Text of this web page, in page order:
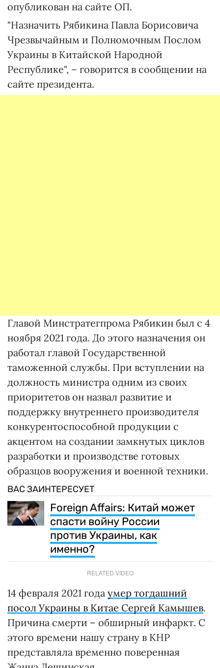
опубликован на сайте ОП.
"Назначить Рябикина Павла Борисовича
Чрезвычайным и Полномочным Послом
Украины в Китайской Народной
Республике", – говорится в сообщении на
сайте президента.
Главой Минстратегпрома Рябикин был с 4
ноября 2021 года. До этого назначения он
работал главой Государственной
таможенной службы. При вступлении на
должность министра одним из своих
приоритетов он назвал развитие и
поддержку внутреннего производителя
конкурентоспособной продукции с
акцентом на создании замкнутых циклов
разработки и производстве готовых
образцов вооружения и военной техники.
ВАС ЗАИНТЕРЕСУЕТ
Foreign Affairs: Китай может
спасти войну России
против Украины, как
именно?
RELATED VIDEO
14 февраля 2021 года умер тогдашний
посол Украины в Китае Сергей Камышев.
Причина смерти – обширный инфаркт. С
этого времени нашу страну в КНР
представляла временно поверенная